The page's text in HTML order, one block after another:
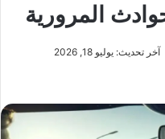
المرورية
آخر تحديث: يوليو 18, 2026